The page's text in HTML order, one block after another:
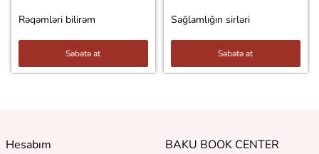
Rəqəmləri bilirəm
Səbətə at
Sağlamlığın sirləri
Səbətə at
Hesabım
BAKU BOOK CENTER